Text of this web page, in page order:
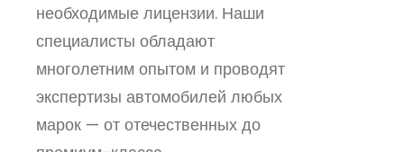
необходимые лицензии. Наши
специалисты обладают
многолетним опытом и проводят
экспертизы автомобилей любых
марок — от отечественных до